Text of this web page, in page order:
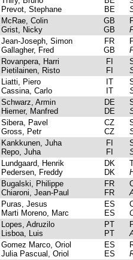
Prevot, Stephane
BE
McRae, Colin
Grist, Nicky
GB
GB
Jean-Joseph, Simon
Gallagher, Fred
FR
GB
Rovanpera, Harri
Pietilainen, Risto
FI
FI
Liatti, Piero
Cassina, Carlo
IT
IT
Schwarz, Armin
Hiemer, Manfred
DE
DE
Sibera, Pavel
Gross, Petr
CZ
CZ
Kankkunen, Juha
Repo, Juha
FI
FI
Lundgaard, Henrik
Pedersen, Freddy
DK
DK
Bugalski, Philippe
Chiaroni, Jean-Paul
FR
FR
Puras, Jesus
Marti Moreno, Marc
ES
ES
Lopes, Adruzilo
Lisboa, Luis
PT
PT
Gomez Marco, Oriol
Julia Pascual, Oriol
ES
ES